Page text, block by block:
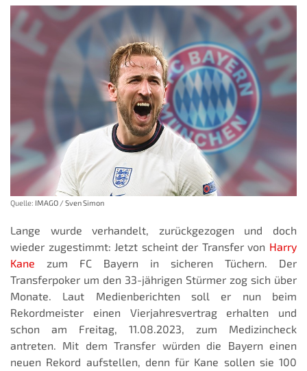
Quelle: IMAGO / Sven Simon
Lange wurde verhandelt, zurückgezogen und doch
wieder zugestimmt: Jetzt scheint der Transfer von Harry
Kane zum FC Bayern in sicheren Tüchern. Der
Transferpoker um den 33-jährigen Stürmer zog sich über
Monate. Laut Medienberichten soll er nun beim
Rekordmeister einen Vierjahresvertrag erhalten und
schon am Freitag, 11.08.2023, zum Medizincheck
antreten. Mit dem Transfer würden die Bayern einen
neuen Rekord aufstellen, denn für Kane sollen sie 100